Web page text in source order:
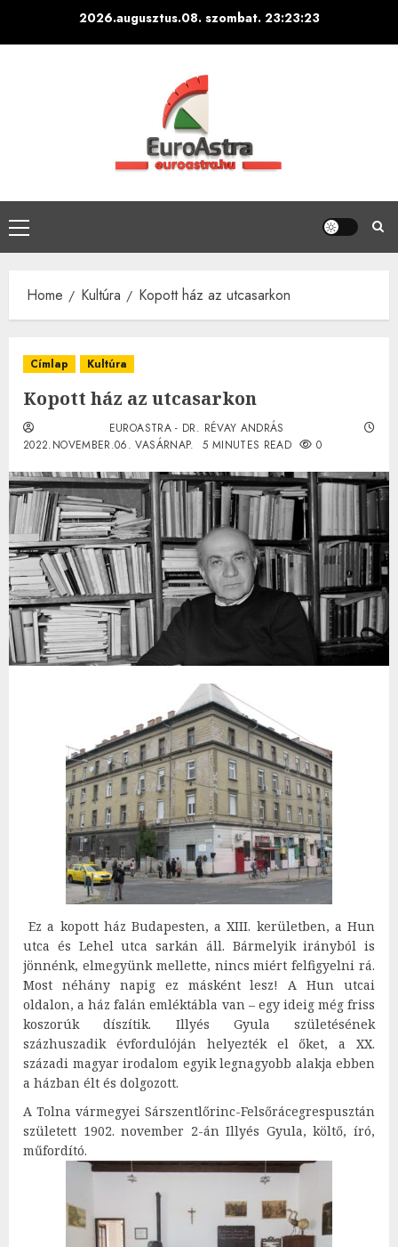
2026.augusztus.08. szombat. 23:23:24
Primary
Menu
Home Kultúra Kopott ház az utcasarkon
Címlap Kultúra
Kopott ház az utcasarkon
EUROASTRA - DR. RÉVAY ANDRÁS
2022.NOVEMBER.06. VASÁRNAP.
5 MINUTES READ 0
Ez a kopott ház Budapesten, a XIII. kerületben, a Hun
utca és Lehel utca sarkán áll. Bármelyik irányból is
jönnénk, elmegyünk mellette, nincs miért felfigyelni rá.
Most néhány napig ez másként lesz! A Hun utcai
oldalon, a ház falán emléktábla van – egy ideig még friss
koszorúk díszítik. Illyés Gyula születésének
százhuszadik évfordulóján helyezték el őket, a XX.
századi magyar irodalom egyik legnagyobb alakja ebben
a házban élt és dolgozott.
A Tolna vármegyei Sárszentlőrinc-Felsőrácegrespusztán
született 1902. november 2-án Illyés Gyula, költő, író,
műfordító.